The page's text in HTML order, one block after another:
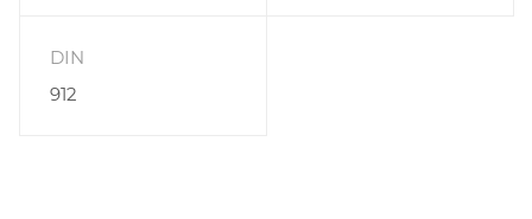
DIN
912